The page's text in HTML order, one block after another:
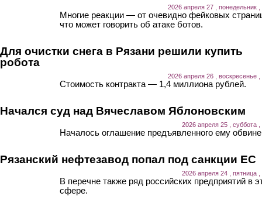
2026 апреля 27 , понедельник ,
Многие реакции — от очевидно фейковых
что может говорить об атаке ботов.
Для очистки снега в Рязани решили купить
робота
2026 апреля 26 , воскресенье ,
Стоимость контракта — 1,4 миллиона рублей.
Начался суд над Вячеславом Яблоновским
2026 апреля 25 , суббота ,
Началось оглашение предъявленного ему
Рязанский нефтезавод попал под санкции ЕС
2026 апреля 24 , пятница ,
В перечне также ряд российских предприятий в
сфере.